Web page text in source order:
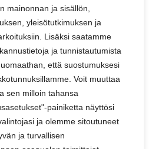
mainonnan ja sisällön,
yleisötutkimuksen ja
Lisäksi saatamme
ja tunnistautumista
että suostumuksesi
Voit muuttaa
sen milloin tahansa
painiketta näyttösi
ja olemme sitoutuneet
ja turvallisen